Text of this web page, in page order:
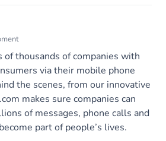
of thousands of companies with
via their mobile phone
the scenes, from our innovative
makes sure companies can
of messages, phone calls and
part of people’s lives.